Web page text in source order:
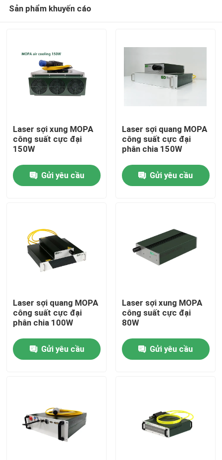
Nhà
Video
Chương trình VR
Về chúng tôi
Kiểm soát chất lượng
Yêu cầu báo giá
Sản phẩm khuyến cáo
Laser sợi xung MOPA
công suất cực đại
150W
Gửi yêu cầu
Laser sợi quang MOPA
công suất cực đại
phân chia 150W
Gửi yêu cầu
Laser sợi quang MOPA
công suất cực đại
phân chia 100W
Gửi yêu cầu
Laser sợi xung MOPA
công suất cực đại
80W
Gửi yêu cầu